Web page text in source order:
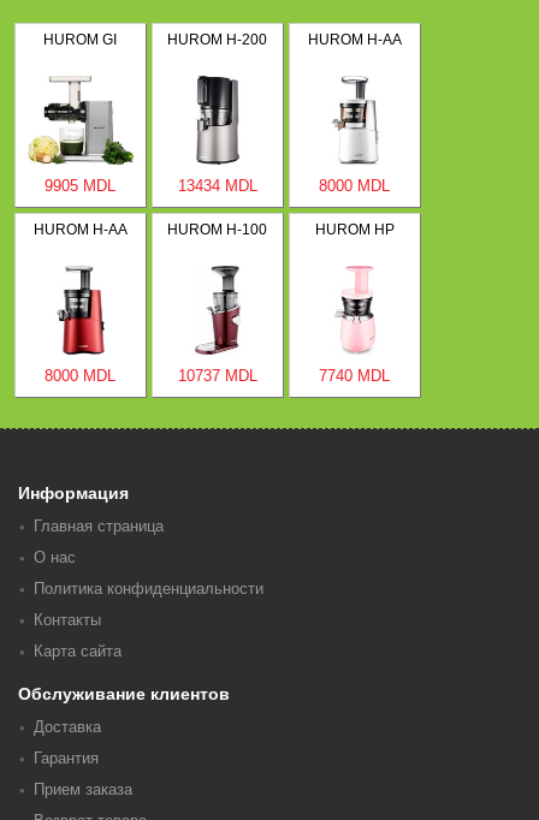
HUROM GI
9905 MDL
HUROM H-200
13434 MDL
HUROM H-AA
8000 MDL
HUROM H-AA
8000 MDL
HUROM H-100
10737 MDL
HUROM HP
7740 MDL
Информация
Главная страница
О нас
Политика конфиденциальности
Контакты
Карта сайта
Обслуживание клиентов
Доставка
Гарантия
Прием заказа